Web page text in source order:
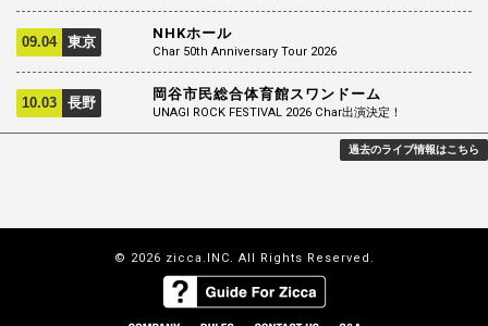
09.04 東京 NHKホール
Char 50th Anniversary Tour 2026
10.03 長野 岡谷市民総合体育館スワンドーム
UNAGI ROCK FESTIVAL 2026 Char出演決定！
過去のライブ情報はこちら
© 2026 zicca.INC. All Rights Reserved.